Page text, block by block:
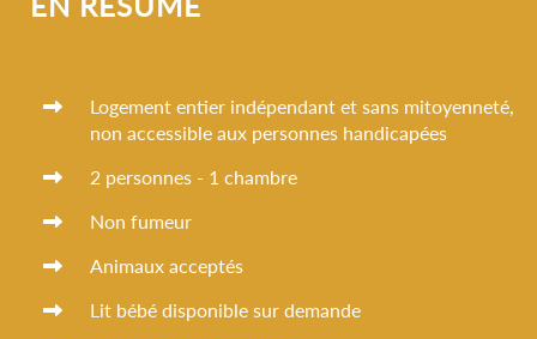
Logement entier indépendant et sans mitoyenneté,
non accessible aux personnes handicapées
2 personnes - 1 chambre
Non fumeur
Animaux acceptés
Lit bébé disponible sur demande